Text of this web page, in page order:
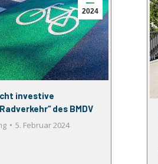
2024
investive
des BMDV
5. Februar 2024